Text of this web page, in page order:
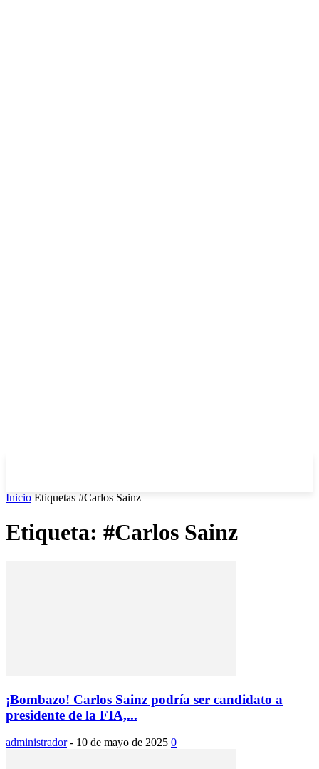
Inicio Etiquetas #Carlos Sainz
Etiqueta: #Carlos Sainz
¡Bombazo! Carlos Sainz podría ser candidato a
presidente de la FIA,...
administrador - 10 de mayo de 2025 0